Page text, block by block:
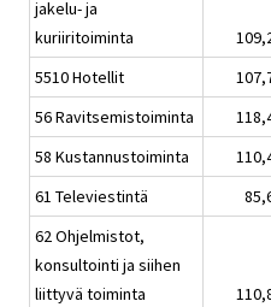
jakelu- ja
kuriiritoiminta
5510 Hotellit
56 Ravitsemistoiminta
58 Kustannustoiminta
61 Televiestintä
62 Ohjelmistot,
konsultointi ja siihen
liittyvä toiminta